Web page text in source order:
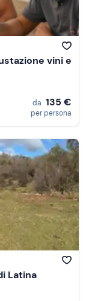
vini e
da 135 €
per persona
Latina